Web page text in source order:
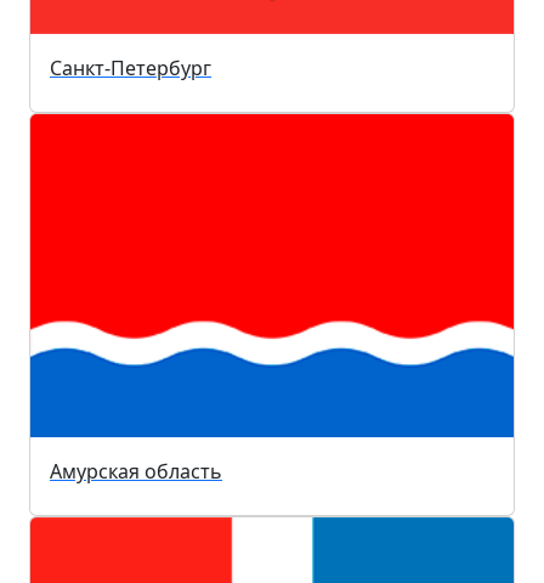
Санкт-Петербург
Амурская область